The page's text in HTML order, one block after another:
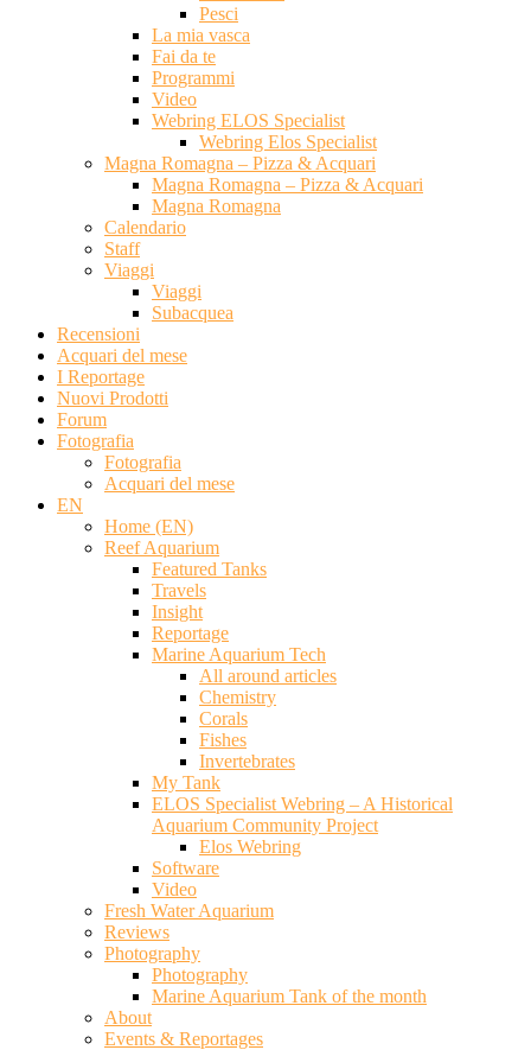
Pesci
La mia vasca
Fai da te
Programmi
Video
Webring ELOS Specialist
Webring Elos Specialist
Magna Romagna – Pizza & Acquari
Magna Romagna – Pizza & Acquari
Magna Romagna
Calendario
Staff
Viaggi
Viaggi
Subacquea
Recensioni
Acquari del mese
I Reportage
Nuovi Prodotti
Forum
Fotografia
Fotografia
Acquari del mese
EN
Home (EN)
Reef Aquarium
Featured Tanks
Travels
Insight
Reportage
Marine Aquarium Tech
All around articles
Chemistry
Corals
Fishes
Invertebrates
My Tank
ELOS Specialist Webring – A Historical
Aquarium Community Project
Elos Webring
Software
Video
Fresh Water Aquarium
Reviews
Photography
Photography
Marine Aquarium Tank of the month
About
Events & Reportages